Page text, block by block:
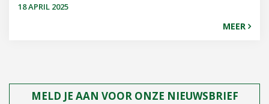
18 APRIL 2025
MEER
MELD JE AAN VOOR ONZE NIEUWSBRIEF